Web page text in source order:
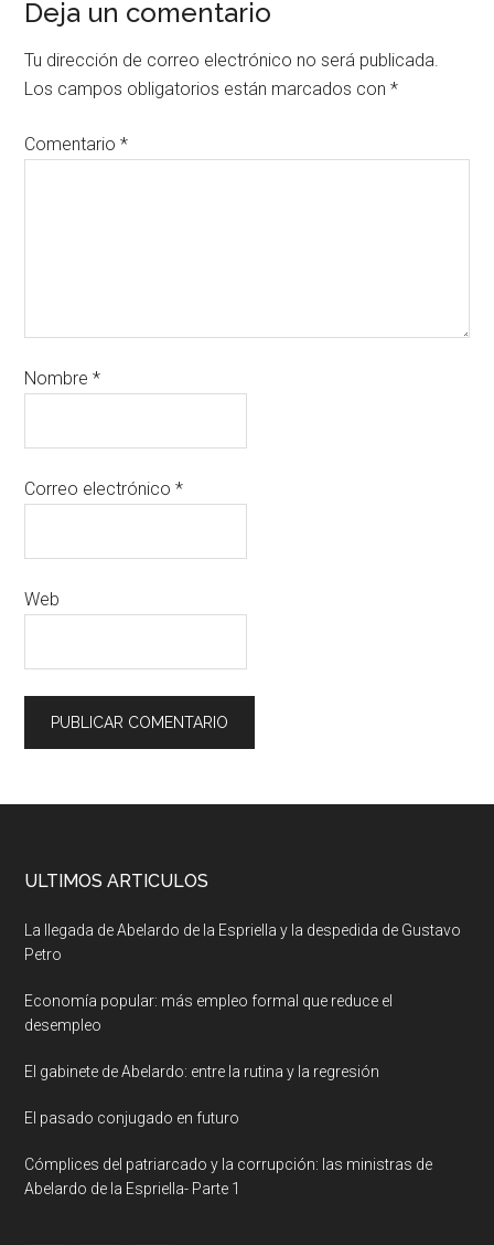
Deja un comentario
Tu dirección de correo electrónico no será publicada.
Los campos obligatorios están marcados con*
Comentario*
Nombre*
Correo electrónico*
Web
ULTIMOS ARTICULOS
La llegada de Abelardo de la Espriella y la despedida de Gustavo
Petro
Economía popular: más empleo formal que reduce el
desempleo
El gabinete de Abelardo: entre la rutina y la regresión
El pasado conjugado en futuro
Cómplices del patriarcado y la corrupción: las ministras de
Abelardo de la Espriella- Parte 1